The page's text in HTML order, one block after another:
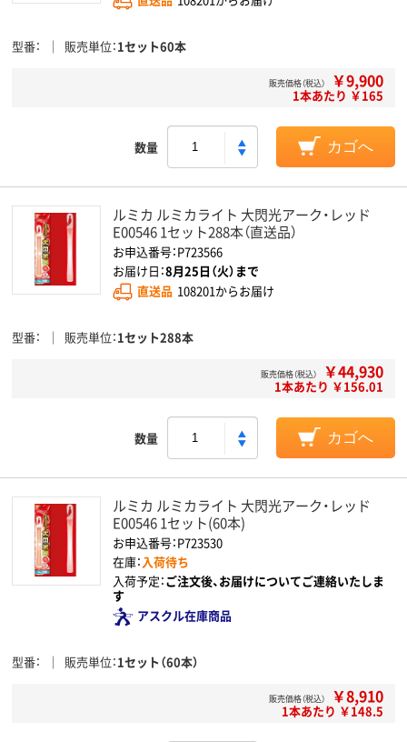
型番 販売単位 1セット60本
販売価格（税込） ￥9,900
1本あたり ￥165
数量 カゴへ
ルミカ ルミカライト 大閃光アーク・レッド
E00546 1セット288本（直送品）
お申込番号：P723566
お届け日：8月25日（火）まで
直送品 108201からお届け
型番 販売単位 1セット288本
販売価格（税込） ￥44,930
1本あたり ￥156.01
数量 カゴへ
ルミカ ルミカライト 大閃光アーク・レッド
E00546 1セット(60本)
お申込番号：P723530
在庫：入荷待ち
入荷予定：ご注文後、お届けについてご連絡いたしま
す
アスクル在庫商品
型番 販売単位 1セット（60本）
販売価格（税込） ￥8,910
1本あたり ￥148.5